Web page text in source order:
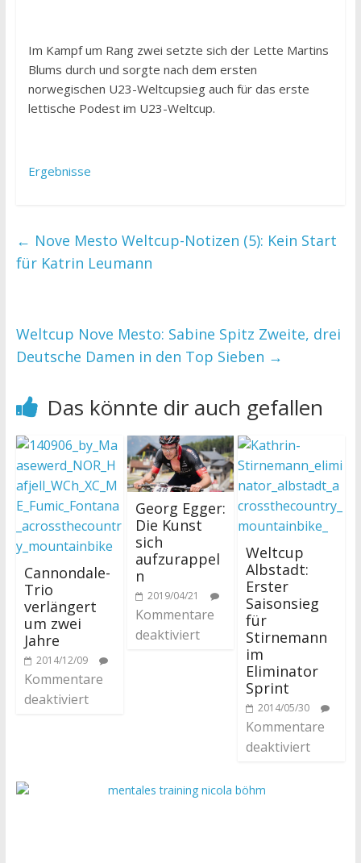
Im Kampf um Rang zwei setzte sich der Lette Martins
Blums durch und sorgte nach dem ersten
norwegischen U23-Weltcupsieg auch für das erste
lettische Podest im U23-Weltcup.
Ergebnisse
← Nove Mesto Weltcup-Notizen (5): Kein Start
für Katrin Leumann
Weltcup Nove Mesto: Sabine Spitz Zweite, drei
Deutsche Damen in den Top Sieben →
Das könnte dir auch gefallen
Cannondale-
Trio
verlängert
um zwei
Jahre
2014/12/09
Kommentare
deaktiviert
Georg Egger:
Die Kunst
sich
aufzurappel
n
2019/04/21
Kommentare
deaktiviert
Weltcup
Albstadt:
Erster
Saisonsieg
für
Stirnemann
im
Eliminator
Sprint
2014/05/30
Kommentare
deaktiviert